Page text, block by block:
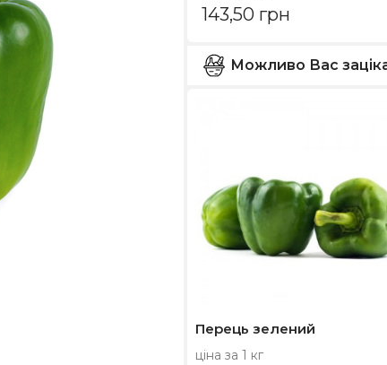
143,50 грн
Можливо Вас
Перець зелений
ціна за 1 кг